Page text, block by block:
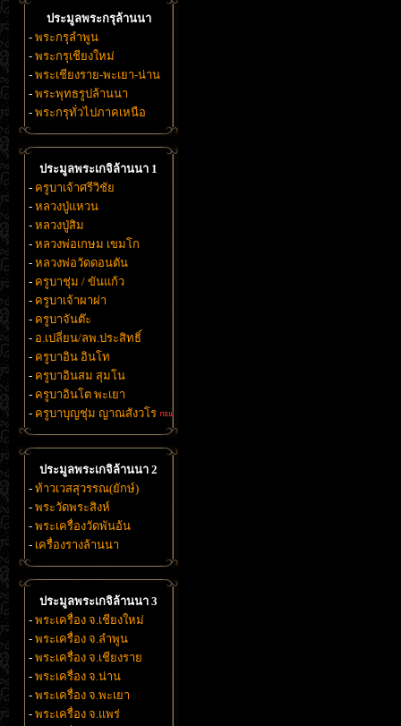
ประมูลพระกรุล้านนา
- พระกรุลำพูน
- พระกรุเชียงใหม่
- พระเชียงราย-พะเยา-น่าน
- พระพุทธรูปล้านนา
- พระกรุทั่วไปภาคเหนือ
ประมูลพระเกจิล้านนา 1
- ครูบาเจ้าศรีวิชัย
- หลวงปู่แหวน
- หลวงปู่สิม
- หลวงพ่อเกษม เขมโก
- หลวงพ่อวัดดอนตัน
- ครูบาชุ่ม / ขันแก้ว
- ครูบาเจ้าผาผ่า
- ครูบาจันต๊ะ
- อ.เปลี่ยน/ลพ.ประสิทธิ์
- ครูบาอิน อินโท
- ครูบาอินสม สุมโน
- ครูบาอินโต พะเยา
- ครูบาบุญชุ่ม ญาณสังวโร
ประมูลพระเกจิล้านนา 2
- ท้าวเวสสุวรรณ(ยักษ์)
- พระวัดพระสิงห์
- พระเครื่องวัดพันอ้น
- เครื่องรางล้านนา
ประมูลพระเกจิล้านนา 3
- พระเครื่อง จ.เชียงใหม่
- พระเครื่อง จ.ลำพูน
- พระเครื่อง จ.เชียงราย
- พระเครื่อง จ.น่าน
- พระเครื่อง จ.พะเยา
- พระเครื่อง จ.แพร่